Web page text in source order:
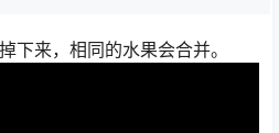
下来，相同的水果会合并。